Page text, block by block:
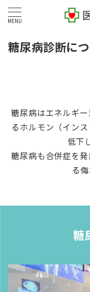
MENU
糖尿病診断に
糖尿病はエネルギ
るホルモン（イン
低下
糖尿病も合併症を
る
糖